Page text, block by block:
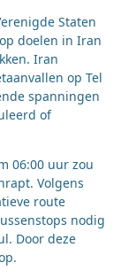
Staten
doelen in Iran
Iran
op Tel
spanningen
of
06:00 uur zou
Volgens
route
nodig
Door deze